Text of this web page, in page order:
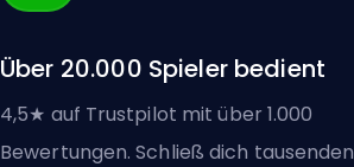
Über 20.000 Spieler bedient
4,5★ auf Trustpilot mit über 1.000
Bewertungen. Schließ dich tausenden